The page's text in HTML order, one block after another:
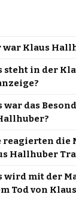
war Klaus
steht in der
war das
reagierten die
Hallhuber
wird mit der
Tod von